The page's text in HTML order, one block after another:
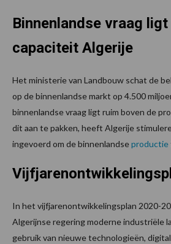
Binnenlandse vraag
capaciteit Algerije
Het ministerie van Landbouw schat de
op de binnenlandse markt op 4.500
binnenlandse vraag ligt ruim boven de
dit aan te pakken, heeft Algerije
ingevoerd om de binnenlandseproductie
In het vijfjarenontwikkelingsplan 2020-
Algerijnse regering moderne industriële
gebruik van nieuwe technologieën,